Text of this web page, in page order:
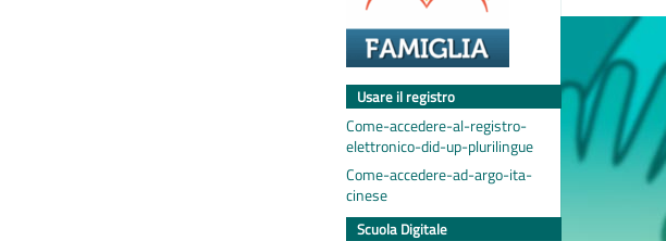
Usare il registro
Come-accedere-al-registro-
elettronico-did-up-plurilingue
Come-accedere-ad-argo-ita-
cinese
Scuola Digitale